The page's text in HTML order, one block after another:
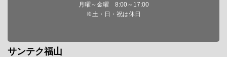
月曜～金曜 8:00～17:00
※土・日・祝は休日
サンテク福山